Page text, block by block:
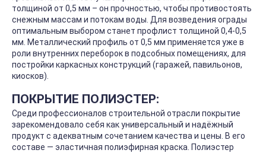
толщиной от 0,5 мм – он прочностью, чтобы противостоять
снежным массам и потокам воды. Для возведения ограды
оптимальным выбором станет профлист толщиной 0,4-0,5
мм. Металлический профиль от 0,5 мм применяется уже в
роли внутренних переборок в подсобных помещениях, для
постройки каркасных конструкций (гаражей, павильонов,
киосков).
ПОКРЫТИЕ ПОЛИЭСТЕР:
Среди профессионалов строительной отрасли покрытие
зарекомендовало себя как универсальный и надёжный
продукт с адекватным сочетанием качества и цены. В его
составе — эластичная полиэфирная краска. Полиэстер